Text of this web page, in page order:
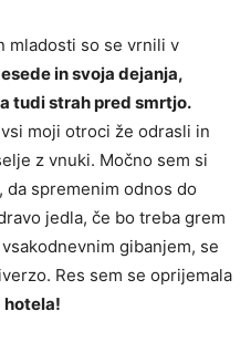
mladosti so se vrnili v
in svoja dejanja,
tudi strah pred smrtjo.
moji otroci že odrasli in
z vnuki. Močno sem si
spremenim odnos do
jedla, če bo treba grem
gibanjem, se
Res sem se oprijemala
hotela!